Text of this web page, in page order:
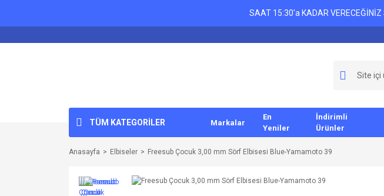
SAAT 15:30'a KADAR VERECEĞİNİZ
TÜM KATEGORİLER Markalar
En
Yeniler
İndirimli
Ürünler
Anasayfa Elbiseler Freesub Çocuk 3,00 mm Sörf Elbisesi Blue-Yamamoto 39